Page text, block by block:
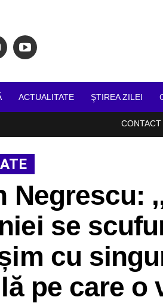
ACTUALITATE ŞTIREA ZILEI
CONTACT
Negrescu:
se
cu
pe care o